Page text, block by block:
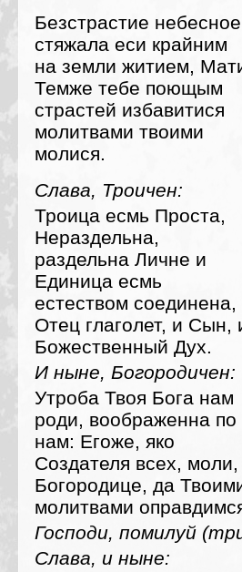
Безстрастие небесное
стяжала еси крайним
на земли житием,
Темже тебе поющым
страстей избавитися
молитвами твоими
молися.
Слава, Троичен:
Троица есмь Проста,
Нераздельна,
раздельна Личне и
Единица есмь
естеством соединена,
Отец глаголет, и Сын,
Божественный Дух.
И ныне, Богородичен:
Утроба Твоя Бога нам
роди, воображенна по
нам: Егоже, яко
Создателя всех, моли,
Богородице, да
молитвами
Господи, помилуй
Слава, и ныне: